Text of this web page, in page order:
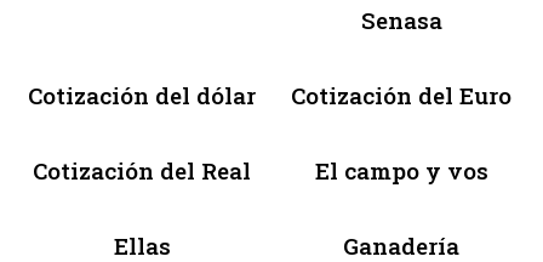
Senasa
Cotización del dólar Cotización del Euro
Cotización del Real El campo y vos
Ellas Ganadería